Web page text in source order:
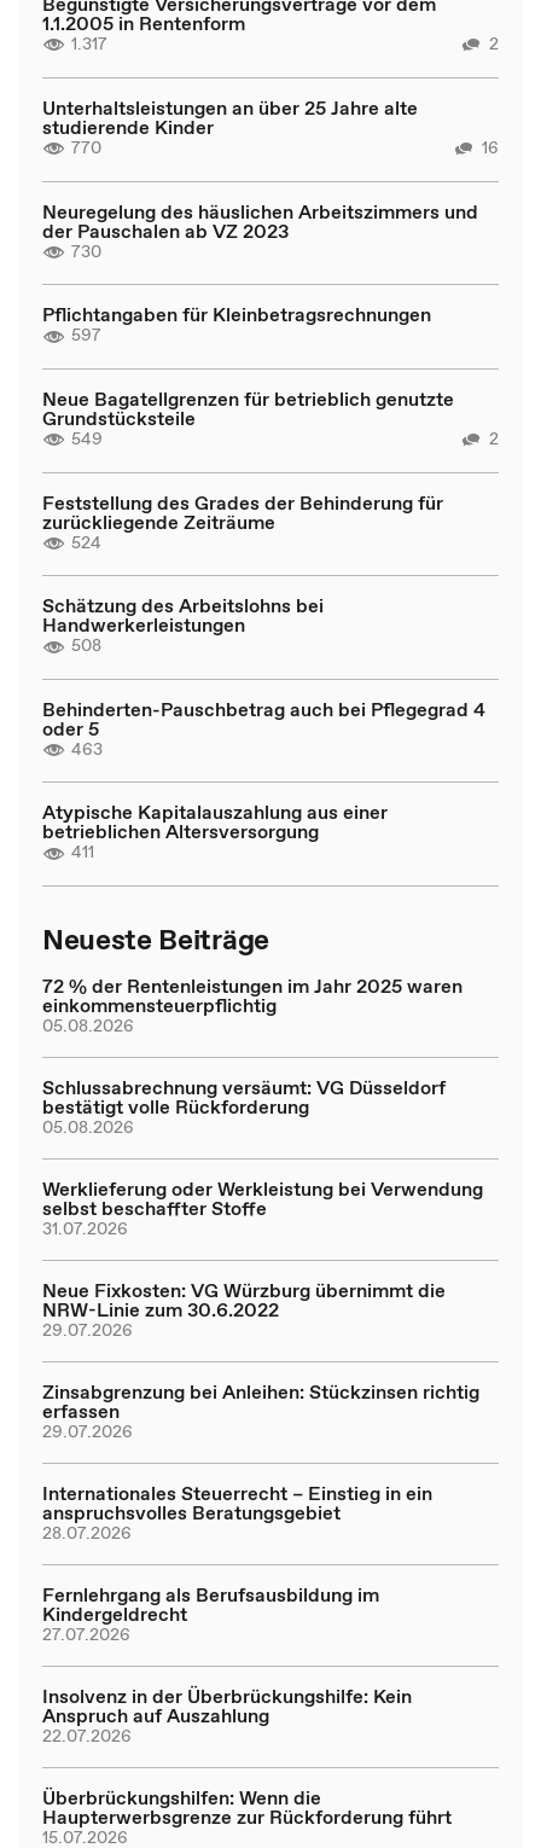
1.1.2005 in Rentenform
1.317 2
Unterhaltsleistungen an über 25 Jahre alte
studierende Kinder
770 16
Neuregelung des häuslichen Arbeitszimmers und
der Pauschalen ab VZ 2023
730
Pflichtangaben für Kleinbetragsrechnungen
597
Neue Bagatellgrenzen für betrieblich genutzte
Grundstücksteile
549 2
Feststellung des Grades der Behinderung für
zurückliegende Zeiträume
524
Schätzung des Arbeitslohns bei
Handwerkerleistungen
508
Behinderten-Pauschbetrag auch bei Pflegegrad 4
oder 5
463
Atypische Kapitalauszahlung aus einer
betrieblichen Altersversorgung
411
Neueste Beiträge
72 % der Rentenleistungen im Jahr 2025 waren
einkommensteuerpflichtig
05.08.2026
Schlussabrechnung versäumt: VG Düsseldorf
bestätigt volle Rückforderung
05.08.2026
Werklieferung oder Werkleistung bei Verwendung
selbst beschaffter Stoffe
31.07.2026
Neue Fixkosten: VG Würzburg übernimmt die
NRW-Linie zum 30.6.2022
29.07.2026
Zinsabgrenzung bei Anleihen: Stückzinsen richtig
erfassen
29.07.2026
Internationales Steuerrecht – Einstieg in ein
anspruchsvolles Beratungsgebiet
28.07.2026
Fernlehrgang als Berufsausbildung im
Kindergeldrecht
27.07.2026
Insolvenz in der Überbrückungshilfe: Kein
Anspruch auf Auszahlung
22.07.2026
Überbrückungshilfen: Wenn die
Haupterwerbsgrenze zur Rückforderung führt
15.07.2026